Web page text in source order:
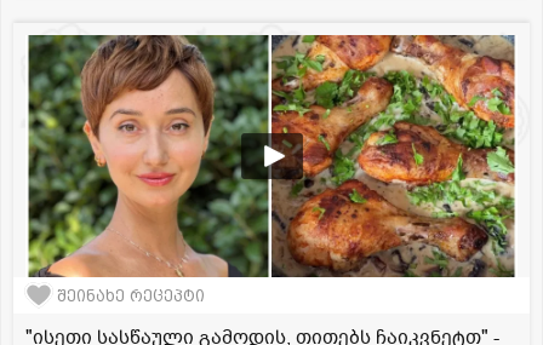
შეინახე რეცეპტი
"ისეთი სასწაული გამოდის, თითებს ჩაიკვნეტთ" -